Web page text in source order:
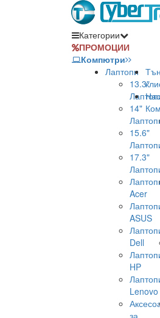
Категории
ПРОМОЦИИ
Компютри
Лаптопи
13.3"
14"
15.6"
17.3"
Acer
ASUS
Dell
HP
Lenovo
за